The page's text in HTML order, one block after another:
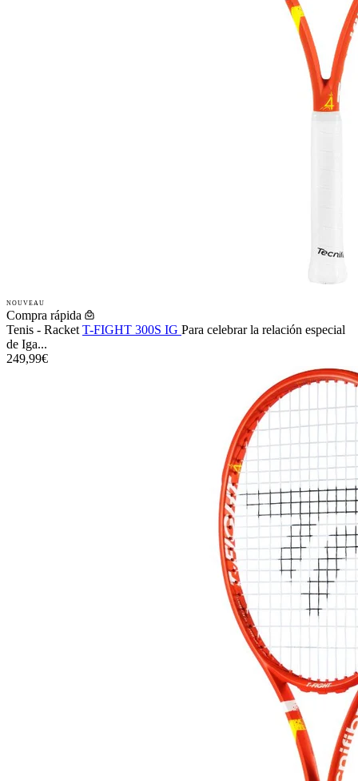
NOUVEAU
Compra rápida
Tenis - Racket T-FIGHT 300S IG Para celebrar la relación especial
de Iga...
249,99€